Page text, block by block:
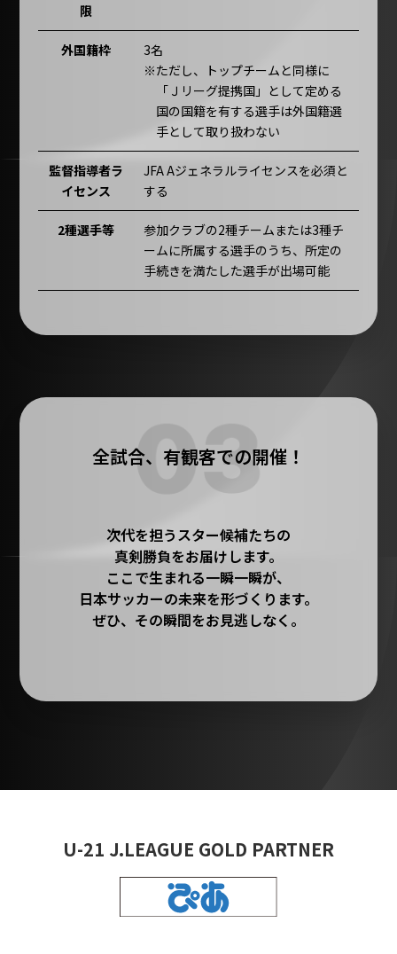
限
外国籍枠
3名
ただし、トップチームと同様に
「Ｊリーグ提携国」として定める
国の国籍を有する選手は外国籍選
手として取り扱わない
監督指導者ラ
イセンス
JFA Aジェネラルライセンスを必須と
する
2種選手等
参加クラブの2種チームまたは3種チ
ームに所属する選手のうち、所定の
手続きを満たした選手が出場可能
全試合、有観客での開催！
次代を担うスター候補たちの
真剣勝負をお届けします。
ここで生まれる一瞬一瞬が、
日本サッカーの未来を形づくります。
ぜひ、その瞬間をお見逃しなく。
U-21 J.LEAGUE GOLD PARTNER